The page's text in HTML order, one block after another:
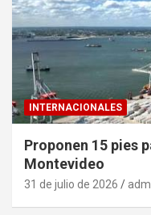
INTERNACIONALES
Proponen 15 pies
Montevideo
31 de julio de 2026